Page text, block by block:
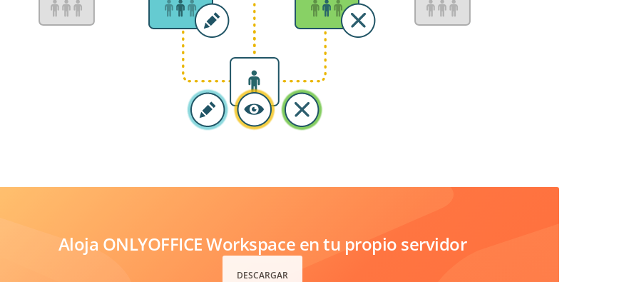
Aloja ONLYOFFICE Workspace en tu propio servidor
DESCARGAR